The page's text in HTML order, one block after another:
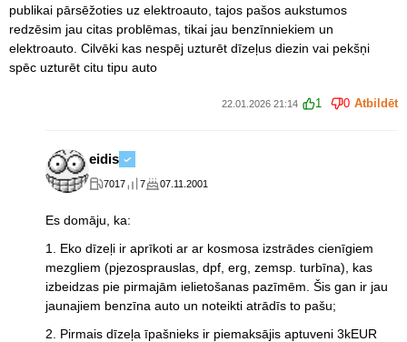
publikai pārsēžoties uz elektroauto, tajos pašos aukstumos
redzēsim jau citas problēmas, tikai jau benzīnniekiem un
elektroauto. Cilvēki kas nespēj uzturēt dīzeļus diezin vai pekšņi
spēc uzturēt citu tipu auto
22.01.2026 21:14 1 0 Atbildēt
eidis
7017 7 07.11.2001
Es domāju, ka:
1. Eko dīzeļi ir aprīkoti ar ar kosmosa izstrādes cienīgiem
mezgliem (pjezosprauslas, dpf, erg, zemsp. turbīna), kas
izbeidzas pie pirmajām ielietošanas pazīmēm. Šis gan ir jau
jaunajiem benzīna auto un noteikti atrādīs to pašu;
2. Pirmais dīzeļa īpašnieks ir piemaksājis aptuveni 3kEUR